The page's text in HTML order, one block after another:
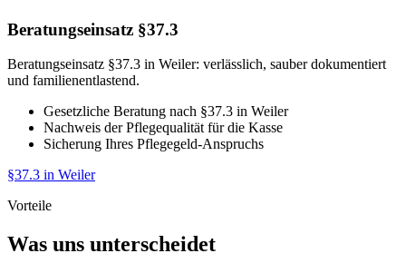
Beratungseinsatz §37.3
Beratungseinsatz §37.3 in Weiler: verlässlich, sauber dokumentiert
und familienentlastend.
Gesetzliche Beratung nach §37.3 in Weiler
Nachweis der Pflegequalität für die Kasse
Sicherung Ihres Pflegegeld-Anspruchs
§37.3 in Weiler
Vorteile
Was uns unterscheidet